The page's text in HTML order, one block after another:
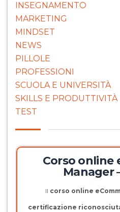
INSEGNAMENTO
MARKETING
MINDSET
NEWS
PILLOLE
PROFESSIONI
SCUOLA E UNIVERSITÀ
SKILLS E PRODUTTIVITÀ
TEST
Corso online
Manager
Il corso online
certificazione